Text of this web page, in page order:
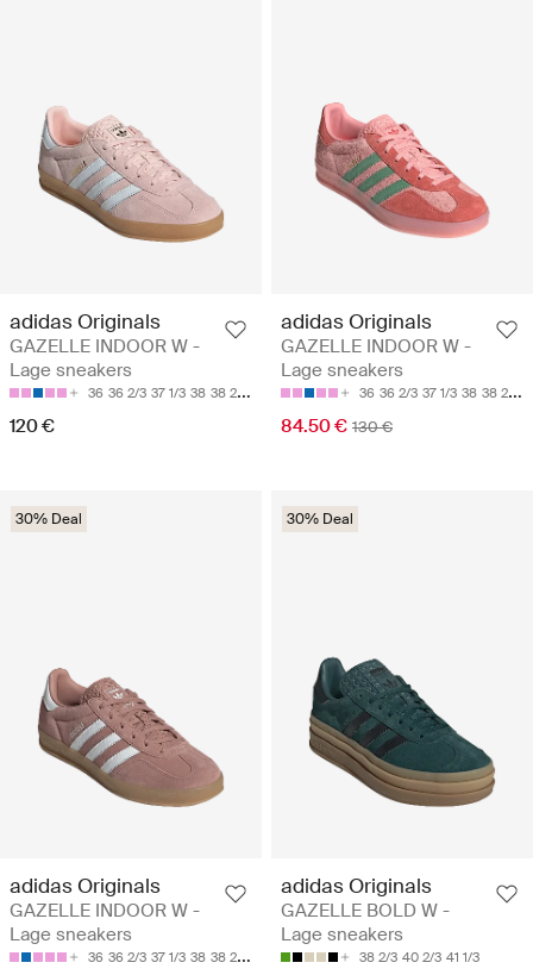
adidas Originals
GAZELLE INDOOR W -
Lage sneakers
36 36 2/3 37 1/3 38 38 2/3
120 €
adidas Originals
GAZELLE INDOOR W -
Lage sneakers
36 36 2/3 37 1/3 38 38 2/3
84.50 € 130 €
30% Deal
adidas Originals
GAZELLE INDOOR W -
Lage sneakers
36 36 2/3 37 1/3 38 38 2/3
30% Deal
adidas Originals
GAZELLE BOLD W -
Lage sneakers
38 2/3 40 2/3 41 1/3